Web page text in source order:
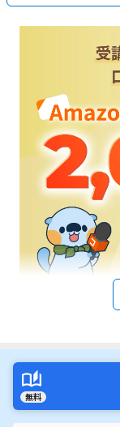
無料